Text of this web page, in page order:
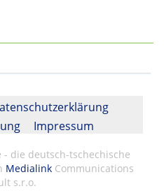
Impressum
die deutsch-tschechische
MedialinkCommunications
s.r.o.